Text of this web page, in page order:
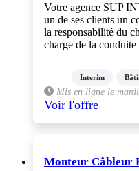
Votre agence SUP
un de ses clients un
la responsabilité du
charge de la
Interim
Mis en ligne le
Voir l'offre
Monteur Câbleur